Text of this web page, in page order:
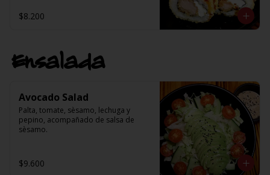
$8.200
Ensalada
Avocado Salad
Palta, tomate, sèsamo, lechuga y
pepino, acompañado de salsa de
sèsamo.
$9.600